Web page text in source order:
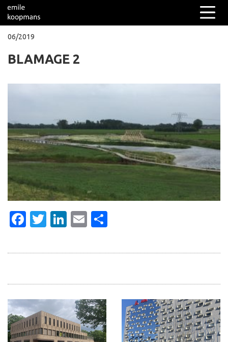
Over mij
06/2019
BLAMAGE 2
Facebook
Twitter
LinkedIn
Email